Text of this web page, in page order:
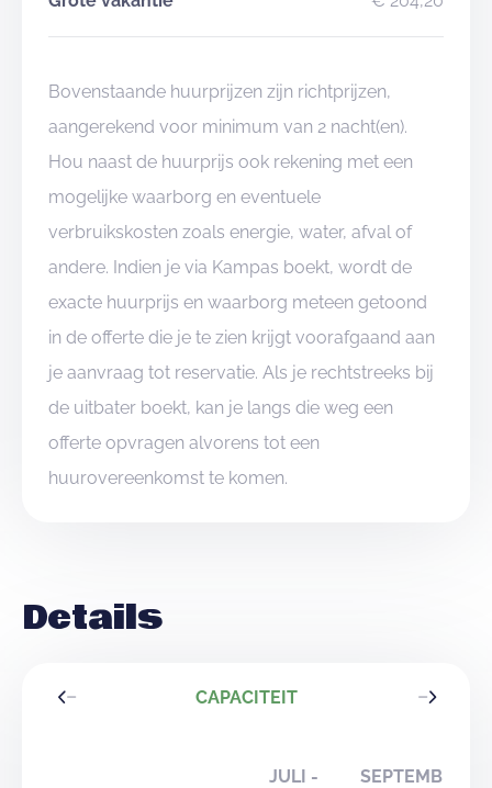
Voor elke burcht vind je een eigen vuurplek met
banken om kampvuur te houdenen stevige
vuurroosters om te koken.
Mits een kleine meerprijs gebruik je onze uitgeruste
handige patrouillekoffers met kookpotten, pannen en
alle andere keukenmateriaal om een maaltijd te
bereiden op open vuur.
kookkoffer 20 personen : 20 eur per weekend / 2
euro per bijkomende dag
servieskoffer 10 personen : 5 euro per weekend / 1
euro per bijkomende dag
Wil je wat meer comfort, dan kan je extra gasvuren
Eten doe je op de stoere boomstampicknickbanken
Bovenstaande huurprijzen zijn richtprijzen,
aangerekend voor minimum van 2 nacht(en).
Hou naast de huurprijs ook rekening met een
mogelijke waarborg en eventuele
verbruikskosten zoals energie, water, afval of
andere. Indien je via Kampas boekt, wordt de
exacte huurprijs en waarborg meteen getoond
in de offerte die je te zien krijgt voorafgaand aan
je aanvraag tot reservatie. Als je rechtstreeks bij
de uitbater boekt, kan je langs die weg een
offerte opvragen alvorens tot een
huurovereenkomst te komen.
Details
CAPACITEIT
JULI -
SEPTEMBER